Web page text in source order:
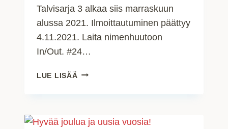
Talvisarja 3 alkaa siis marraskuun
alussa 2021. Ilmoittautuminen päättyy
4.11.2021. Laita nimenhuutoon
In/Out. #24…
LUE LISÄÄ TALVISARJA
SIIS